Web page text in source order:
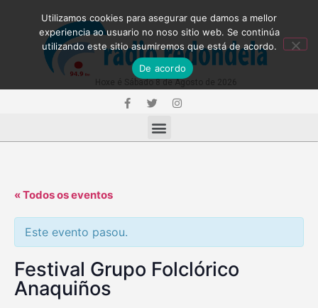
« Todos os eventos
Este evento pasou.
Festival Grupo Folclórico
Anaquiños
Utilizamos cookies para asegurar que damos a mellor
experiencia ao usuario no noso sitio web. Se continúa
utilizando este sitio asumiremos que está de acordo.
De acordo